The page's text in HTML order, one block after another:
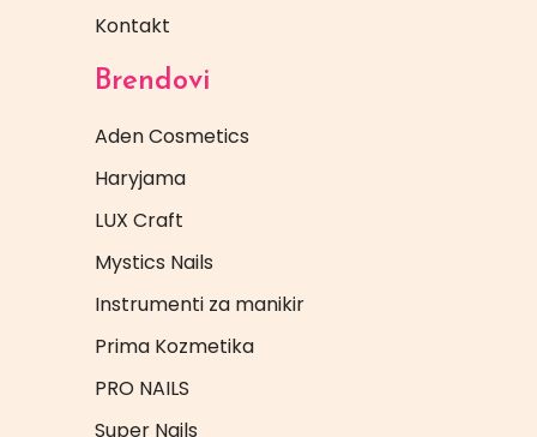
Kontakt
Brendovi
Aden Cosmetics
Haryjama
LUX Craft
Mystics Nails
Instrumenti za manikir
Prima Kozmetika
PRO NAILS
Super Nails